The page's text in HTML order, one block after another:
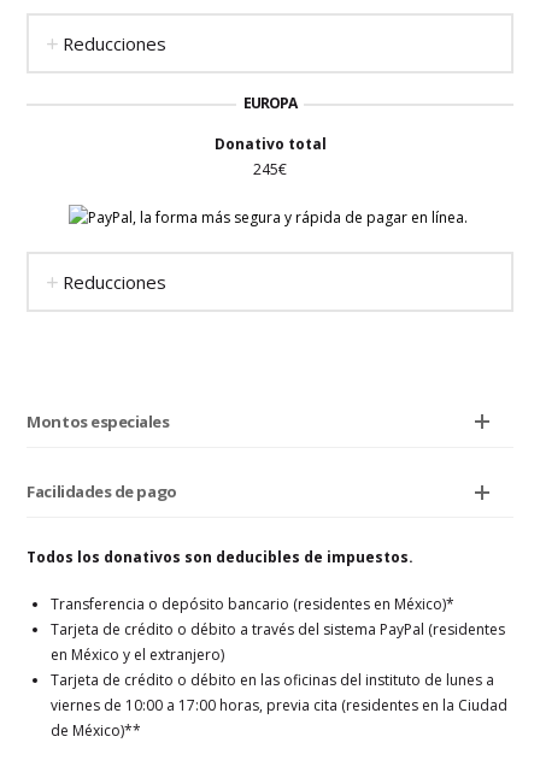
Reducciones
EUROPA
Donativo total
245€
Reducciones
Montos especiales
Facilidades de pago
Todos los donativos son deducibles de impuestos.
Transferencia o depósito bancario (residentes en México)*
Tarjeta de crédito o débito a través del sistema PayPal (residentes
en México y el extranjero)
Tarjeta de crédito o débito en las oficinas del instituto de lunes a
viernes de 10:00 a 17:00 horas, previa cita (residentes en la Ciudad
de México)**